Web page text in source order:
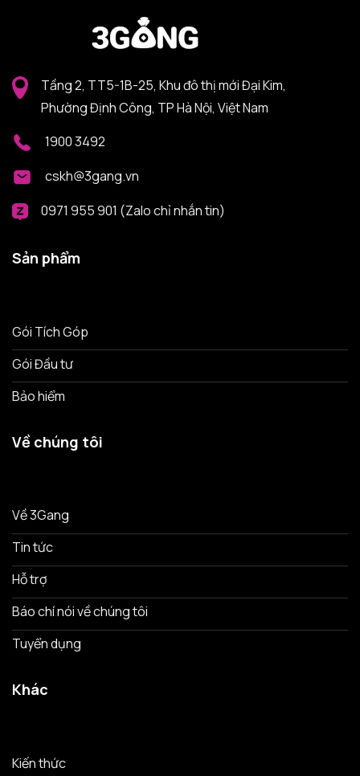
Tầng 2, TT5-1B-25, Khu đô thị mới Đại Kim,
Phường Định Công, TP Hà Nội, Việt Nam
1900 3492
cskh@3gang.vn
0971 955 901 (Zalo chỉ nhắn tin)
Sản phẩm
Gói Tích Góp
Gói Đầu tư
Bảo hiểm
Về chúng tôi
Về 3Gang
Tin tức
Hỗ trợ
Báo chí nói về chúng tôi
Tuyển dụng
Khác
Kiến thức